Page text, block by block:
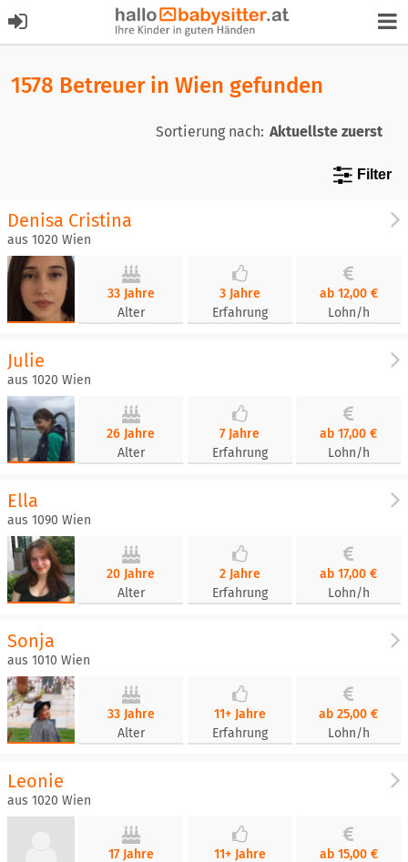
1578 Betreuer in Wien gefunden
Sortierung nach:
Filter
Denisa Cristina
aus 1020 Wien
33 Jahre
Alter
3 Jahre
Erfahrung
ab 12,00 €
Lohn/h
Julie
aus 1020 Wien
26 Jahre
Alter
7 Jahre
Erfahrung
ab 17,00 €
Lohn/h
Ella
aus 1090 Wien
20 Jahre
Alter
2 Jahre
Erfahrung
ab 17,00 €
Lohn/h
Sonja
aus 1010 Wien
33 Jahre
Alter
11+ Jahre
Erfahrung
ab 25,00 €
Lohn/h
Leonie
aus 1020 Wien
17 Jahre
11+ Jahre
ab 15,00 €